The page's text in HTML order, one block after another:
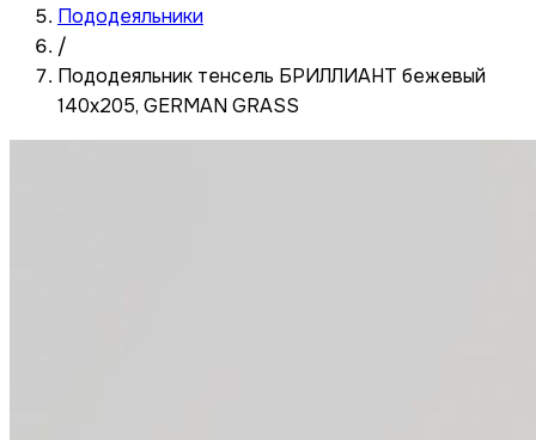
Пододеяльники
/
Пододеяльник тенсель БРИЛЛИАНТ бежевый
140x205, GERMAN GRASS